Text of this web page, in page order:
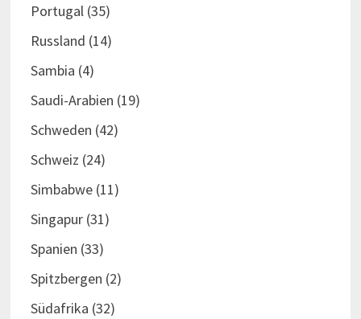
Portugal(35)
Russland (14)
Sambia (4)
Saudi-Arabien (19)
Schweden (42)
Schweiz (24)
Simbabwe(11)
Singapur(31)
Spanien (33)
Spitzbergen (2)
Südafrika (32)